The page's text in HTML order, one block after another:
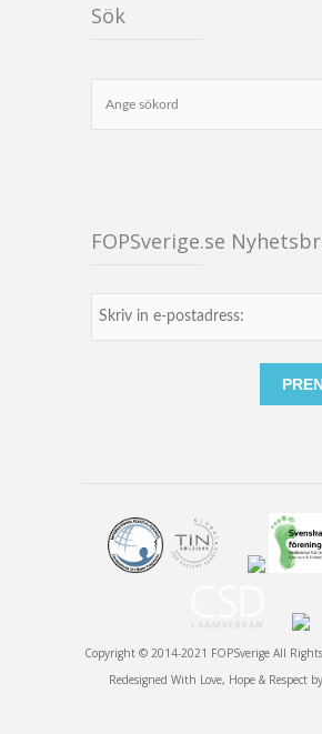
Sök
FOPSverige.se
Copyright © 2014-2021 FOPSverige All
Redesigned With Love, Hope & Respect by